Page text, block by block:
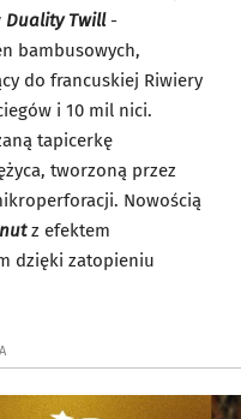
Duality Twill -
bambusowych,
do francuskiej Riwiery
i 10 mil nici.
tapicerkę
tworzoną przez
Nowością
z efektem
dzięki zatopieniu